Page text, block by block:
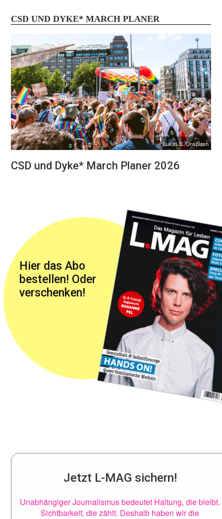
CSD UND DYKE* MARCH PLANER
Lukas S./Unsplash
CSD und Dyke* March Planer 2026
Hier das Abo
bestellen! Oder
verschenken!
Jetzt L-MAG sichern!
Unabhängiger Journalismus bedeutet Haltung, die bleibt.
Sichtbarkeit, die zählt. Deshalb haben wir die